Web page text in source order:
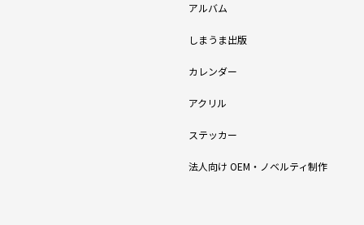
アルバム
しまうま出版
カレンダー
アクリル
ステッカー
法人向け OEM・ノベルティ制作